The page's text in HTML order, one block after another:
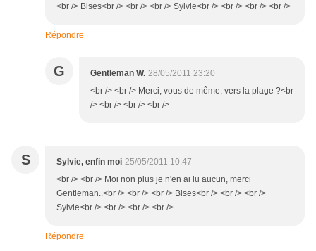
<br /> Bises<br /> <br /> <br /> Sylvie<br /> <br /> <br /> <br />
Répondre
G Gentleman W. 28/05/2011 23:20
<br /> <br /> Merci, vous de même, vers la plage ?<br
/> <br /> <br /> <br />
S Sylvie, enfin moi 25/05/2011 10:47
<br /> <br /> Moi non plus je n'en ai lu aucun, merci
Gentleman..<br /> <br /> <br /> Bises<br /> <br /> <br />
Sylvie<br /> <br /> <br /> <br />
Répondre